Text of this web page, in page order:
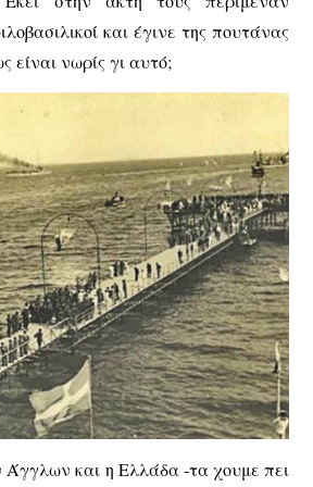
και έγινε της πουτάνας
είναι νωρίς γι αυτό;
και η Ελλάδα -τα χουμε πει